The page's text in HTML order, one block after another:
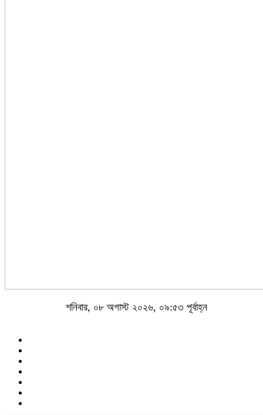
শনিবার, ০৮ অগাস্ট ২০২৬, ০৯:৫৩ পূর্বাহ্ন